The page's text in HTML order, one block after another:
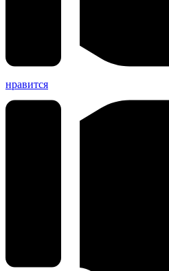
нравится